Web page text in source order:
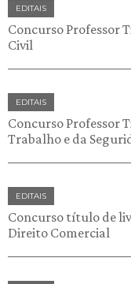
EDITAIS
Concurso Professor
Civil
EDITAIS
Concurso Professor
Trabalho e da
EDITAIS
Concurso título de
Direito Comercial